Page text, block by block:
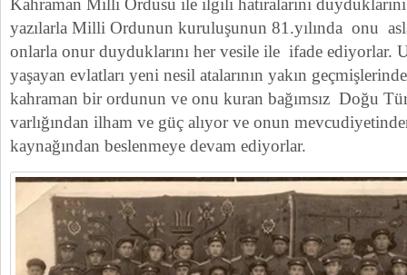
Kahraman Milli Ordusu ile ilgili hatıralarını
yazılarla Milli Ordunun kuruluşunun 81.yılında onu
onlarla onur duyduklarını her vesile ile ifade ediyorlar.
yaşayan evlatları yeni nesil atalarının yakın
kahraman bir ordunun ve onu kuran bağımsız Doğu
varlığından ilham ve güç alıyor ve onun
kaynağından beslenmeye devam ediyorlar.